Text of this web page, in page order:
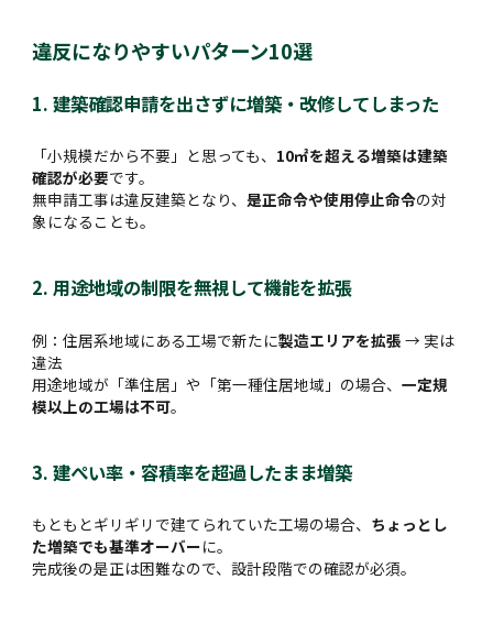
違反になりやすいパターン10選
1. 建築確認申請を出さずに増築・改修してしまった
「小規模だから不要」と思っても、 10㎡を超える増築は建築
確認が必要です。
無申請工事は違反建築となり、是正命令や使用停止命令の対
象になることも。
2. 用途地域の制限を無視して機能を拡張
例：住居系地域にある工場で新たに製造エリアを拡張 → 実は
違法
用途地域が「準住居」や「第一種住居地域」の場合、一定規
模以上の工場は不可。
3. 建ぺい率・容積率を超過したまま増築
もともとギリギリで建てられていた工場の場合、 ちょっとし
た増築でも基準オーバーに。
完成後の是正は困難なので、設計段階での確認が必須。